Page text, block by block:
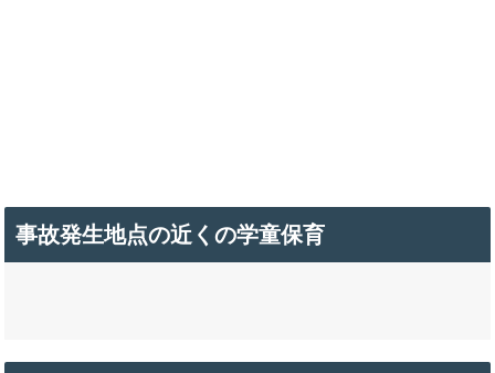
事故発生地点の近くの学童保育